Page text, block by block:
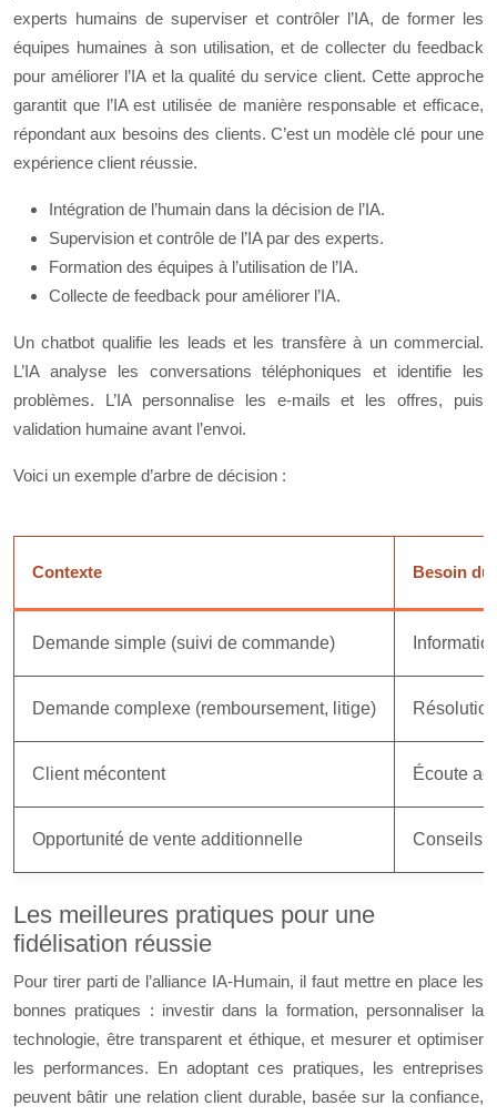
experts humains de superviser et contrôler l’IA, de former les
équipes humaines à son utilisation, et de collecter du feedback
pour améliorer l’IA et la qualité du service client. Cette approche
garantit que l’IA est utilisée de manière responsable et efficace,
répondant aux besoins des clients. C’est un modèle clé pour une
expérience client réussie.
Intégration de l’humain dans la décision de l’IA.
Supervision et contrôle de l’IA par des experts.
Formation des équipes à l’utilisation de l’IA.
Collecte de feedback pour améliorer l’IA.
Un chatbot qualifie les leads et les transfère à un commercial.
L’IA analyse les conversations téléphoniques et identifie les
problèmes. L’IA personnalise les e-mails et les offres, puis
validation humaine avant l’envoi.
Voici un exemple d’arbre de décision :
Contexte Besoin du
Demande simple (suivi de commande)
Demande complexe (remboursement, litige)
Client mécontent Écoute
Opportunité de vente additionnelle Conseils
Les meilleures pratiques pour une
fidélisation réussie
Pour tirer parti de l’alliance IA-Humain, il faut mettre en place les
bonnes pratiques : investir dans la formation, personnaliser la
technologie, être transparent et éthique, et mesurer et optimiser
les performances. En adoptant ces pratiques, les entreprises
peuvent bâtir une relation client durable, basée sur la confiance,